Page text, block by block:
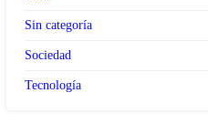
Sin categoría
Sociedad
Tecnología